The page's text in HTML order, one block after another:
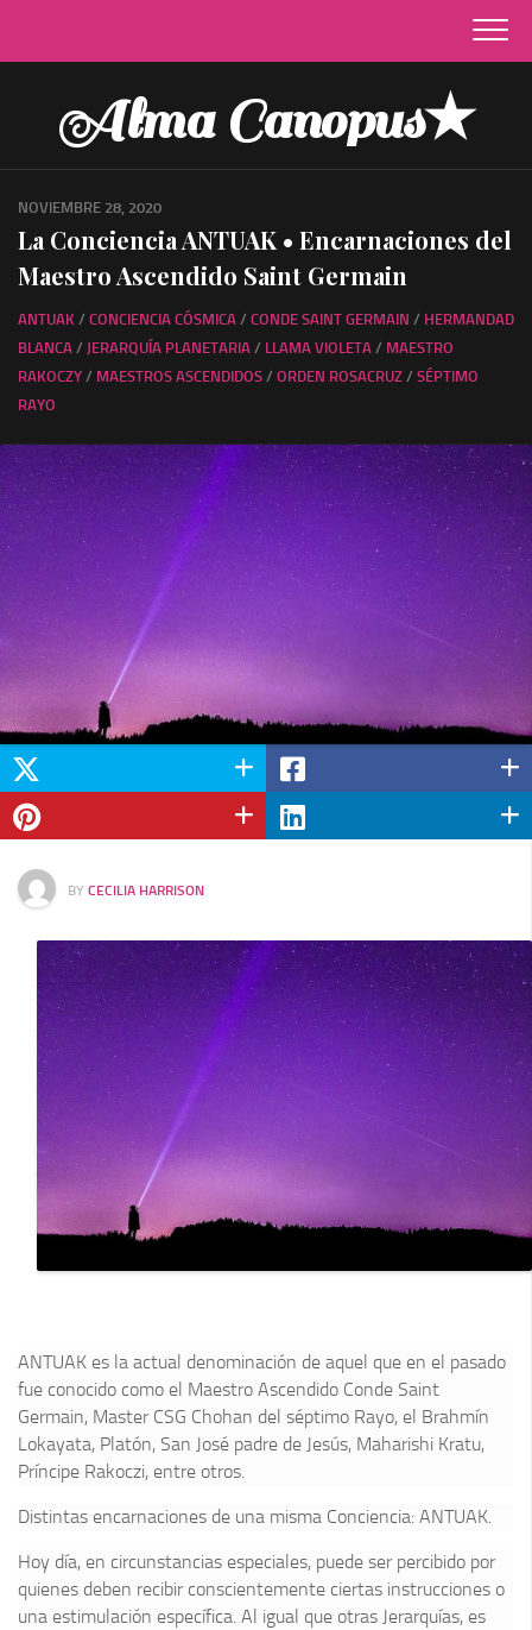
content
Alma Canopus★
NOVIEMBRE 28, 2020
La Conciencia ANTUAK • Encarnaciones del
Maestro Ascendido Saint Germain
ANTUAK / CONCIENCIA CÓSMICA / CONDE SAINT GERMAIN / HERMANDAD
BLANCA / JERARQUÍA PLANETARIA / LLAMA VIOLETA / MAESTRO
RAKOCZY / MAESTROS ASCENDIDOS / ORDEN ROSACRUZ / SÉPTIMO
RAYO
BY CECILIA HARRISON
ANTUAK es la actual denominación de aquel que en el pasado
fue conocido como el Maestro Ascendido Conde Saint
Germain, Master CSG Chohan del séptimo Rayo, el Brahmín
Lokayata, Platón, San José padre de Jesús, Maharishi Kratu,
Príncipe Rakoczi, entre otros.
Distintas encarnaciones de una misma Conciencia: ANTUAK.
Hoy día, en circunstancias especiales, puede ser percibido por
quienes deben recibir conscientemente ciertas instrucciones o
una estimulación específica. Al igual que otras Jerarquías, es